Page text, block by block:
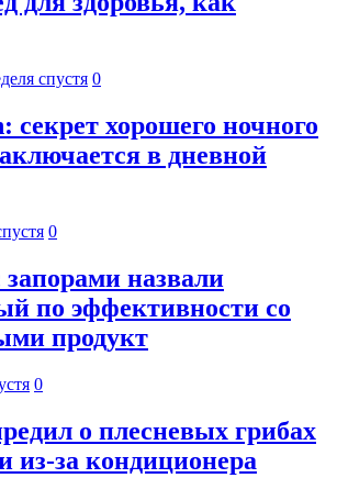
спустя 0
секрет хорошего ночного
в дневной
0
назвали
по эффективности со
продукт
0
о плесневых грибах
из-за кондиционера